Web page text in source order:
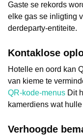
Gaste se rekords
elke gas se inligting
derdeparty-entiteite.
Kontaklose
Hotelle en oord kan
van kieme te
QR-kode-menus Dit
kamerdiens wat
Verhoogde